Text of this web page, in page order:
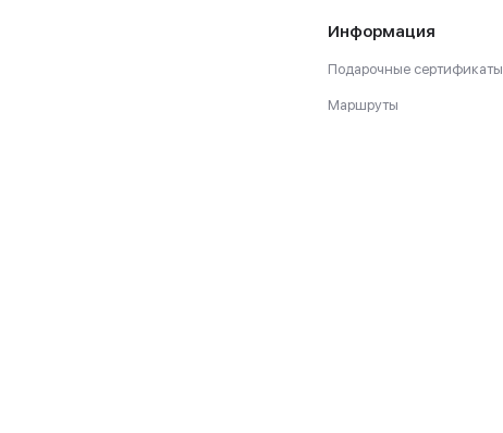
Информация
Подарочные сертификаты
Маршруты